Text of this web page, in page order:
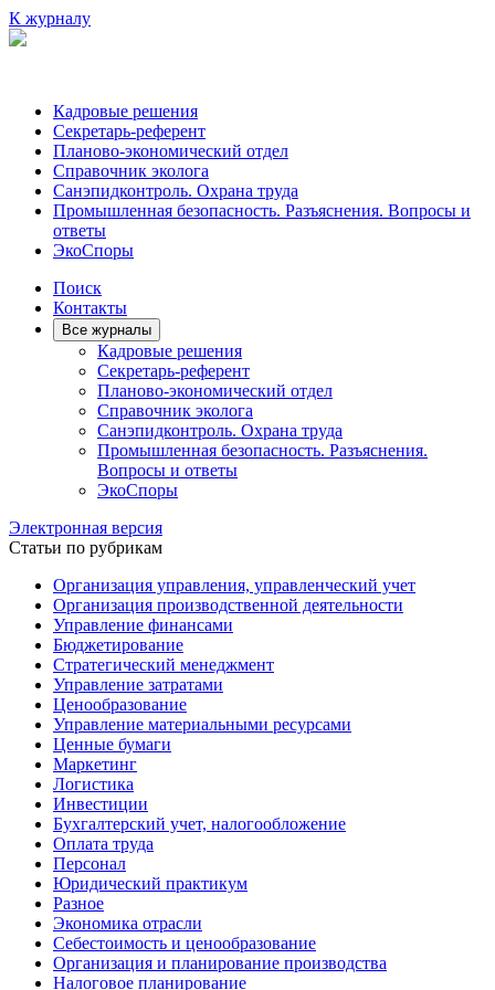
К журналу
Кадровые решения
Секретарь-референт
Планово-экономический отдел
Справочник эколога
Санэпидконтроль. Охрана труда
Промышленная безопасность. Разъяснения. Вопросы и
ответы
ЭкоСпоры
Поиск
Контакты
Все журналы
Кадровые решения
Секретарь-референт
Планово-экономический отдел
Справочник эколога
Санэпидконтроль. Охрана труда
Промышленная безопасность. Разъяснения.
Вопросы и ответы
ЭкоСпоры
Электронная версия
Статьи по рубрикам
Организация управления, управленческий учет
Организация производственной деятельности
Управление финансами
Бюджетирование
Стратегический менеджмент
Управление затратами
Ценообразование
Управление материальными ресурсами
Ценные бумаги
Маркетинг
Логистика
Инвестиции
Бухгалтерский учет, налогообложение
Оплата труда
Персонал
Юридический практикум
Разное
Экономика отрасли
Себестоимость и ценообразование
Организация и планирование производства
Налоговое планирование